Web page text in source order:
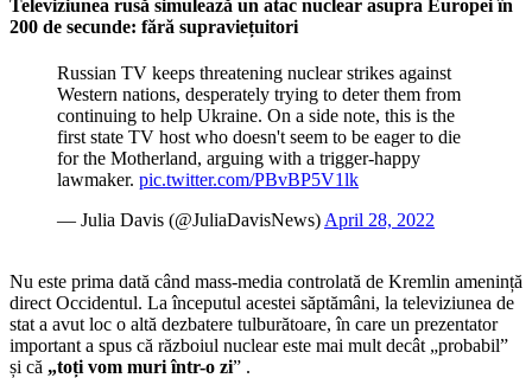
Televiziunea rusă simulează un atac nuclear asupra Europei în
200 de secunde: fără supraviețuitori
Russian TV keeps threatening nuclear strikes against
Western nations, desperately trying to deter them from
continuing to help Ukraine. On a side note, this is the
first state TV host who doesn't seem to be eager to die
for the Motherland, arguing with a trigger-happy
lawmaker. pic.twitter.com/PBvBP5V1lk
— Julia Davis (@JuliaDavisNews) April 28, 2022
Nu este prima dată când mass-media controlată de Kremlin amenință
direct Occidentul. La începutul acestei săptămâni, la televiziunea de
stat a avut loc o altă dezbatere tulburătoare, în care un prezentator
important a spus că războiul nuclear este mai mult decât „probabil”
și că „toți vom muri într-o zi” .